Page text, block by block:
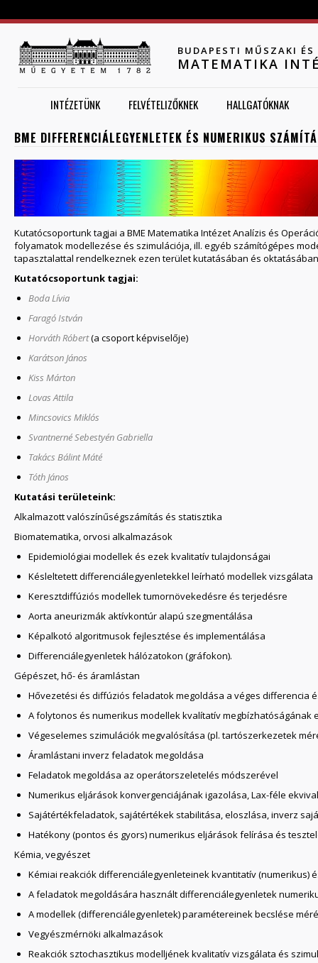
BUDAPESTI MŰSZAKI
MATEMATIKA
INTÉZETÜNK FELVÉTELIZŐKNEK HALLGATÓKNAK
BME DIFFERENCIÁLEGYENLETEK ÉS NUMERIKUS
Kutatócsoportunk tagjai a BME Matematika Intézet Analízis és
folyamatok modellezése és szimulációja, ill. egyéb számítógépes
tapasztalattal rendelkeznek ezen terület kutatásában és
Kutatócsoportunk tagjai:
Boda Lívia
Faragó István
Horváth Róbert(a csoport képviselője)
Karátson János
Kiss Márton
Lovas Attila
Mincsovics Miklós
Svantnerné Sebestyén Gabriella
Takács Bálint Máté
Tóth János
Kutatási területeink:
Alkalmazott valószínűségszámítás és statisztika
Biomatematika, orvosi alkalmazások
Epidemiológiai modellek és ezek kvalitatív tulajdonságai
Késleltetett differenciálegyenletekkel leírható modellek vizsgálata
Keresztdiffúziós modellek tumornövekedésre és terjedésre
Aorta aneurizmák aktívkontúr alapú szegmentálása
Képalkotó algoritmusok fejlesztése és implementálása
Differenciálegyenletek hálózatokon (gráfokon).
Gépészet, hő- és áramlástan
Hővezetési és diffúziós feladatok megoldása a véges differencia
A folytonos és numerikus modellek kvalítatív megbízhatóságának
Végeselemes szimulációk megvalósítása (pl. tartószerkezetek
Áramlástani inverz feladatok megoldása
Feladatok megoldása az operátorszeletelés módszerével
Numerikus eljárások konvergenciájának igazolása, Lax-féle
Sajátértékfeladatok, sajátértékek stabilitása, eloszlása, inverz
Hatékony (pontos és gyors) numerikus eljárások felírása és
Kémia, vegyészet
Kémiai reakciók differenciálegyenleteinek kvantitatív (numerikus)
A feladatok megoldására használt differenciálegyenletek
A modellek (differenciálegyenletek) paramétereinek becslése
Vegyészmérnöki alkalmazások
Reakciók sztochasztikus modelljének kvalitatív vizsgálata és